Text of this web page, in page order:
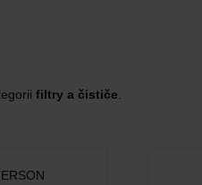
filtry a čističe